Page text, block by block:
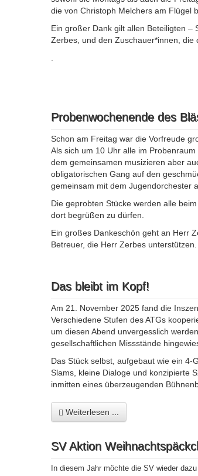
die von Christoph Melchers am Flügel
Ein großer Dank gilt allen Beteiligten
Zerbes, und den Zuschauer*innen, die
.
Probenwochenende des
Schon am Freitag war die Vorfreude
Als sich um 10 Uhr alle im
dem gemeinsamen musizieren aber
obligatorischen Gang auf den
gemeinsam mit dem Jugendorchester
Die geprobten Stücke werden alle beim
dort begrüßen zu dürfen.
Ein großes Dankeschön geht an Herr
Betreuer, die Herr Zerbes
Das bleibt im Kopf!
Am 21. November 2025 fand die
Verschiedene Stufen des ATGs
um diesen Abend unvergesslich
gesellschaftlichen Missstände
Das Stück selbst, aufgebaut wie ein 4-
Slams, kleine Dialoge und konzipierte
inmitten eines überzeugenden
Weiterlesen ...
SV Aktion
In diesem Jahr möchte die SV wieder